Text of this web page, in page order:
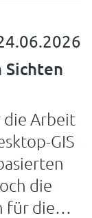
Sichten
die Arbeit
GIS
die
für die